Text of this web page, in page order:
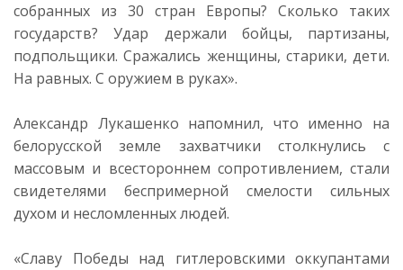
собранных из 30 стран Европы? Сколько таких
государств? Удар держали бойцы, партизаны,
подпольщики. Сражались женщины, старики, дети.
На равных. С оружием в руках».
Александр Лукашенко напомнил, что именно на
белорусской земле захватчики столкнулись с
массовым и всестороннем сопротивлением, стали
свидетелями беспримерной смелости сильных
духом и несломленных людей.
«Славу Победы над гитлеровскими оккупантами